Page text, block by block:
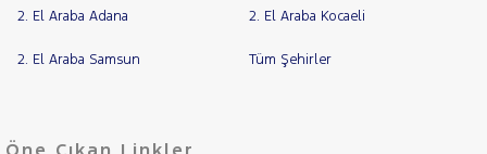
2. El Araba Adana 2. El Araba Kocaeli
2. El Araba Samsun Tüm Şehirler